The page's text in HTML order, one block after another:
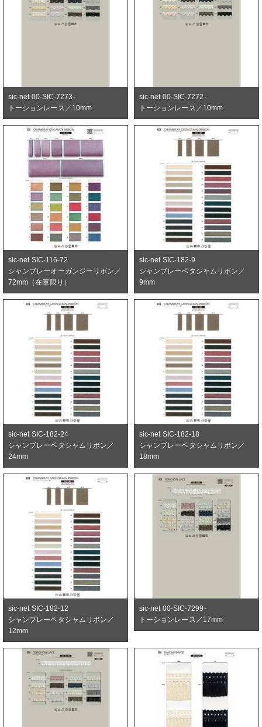
sic-net 00-SIC-7273-
トーションレース／10mm
sic-net 00-SIC-7272-
トーションレース／10mm
sic-net SIC-116-72
シャンブレーオーガンジーリボン／
72mm（在庫限り）
sic-net SIC-182-9
シャンブレーペタシャムリボン／
9mm
sic-net SIC-182-24
シャンブレーペタシャムリボン／
24mm
sic-net SIC-182-18
シャンブレーペタシャムリボン／
18mm
sic-net SIC-182-12
シャンブレーペタシャムリボン／
12mm
sic-net 00-SIC-7299-
トーションレース／17mm